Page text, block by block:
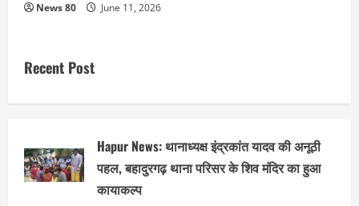
News 80 June 11, 2026
Recent Post
Hapur News: थानाध्यक्ष इंद्रकांत यादव की अनूठी
पहल, बहादुरगढ़ थाना परिसर के शिव मंदिर का हुआ
कायाकल्प